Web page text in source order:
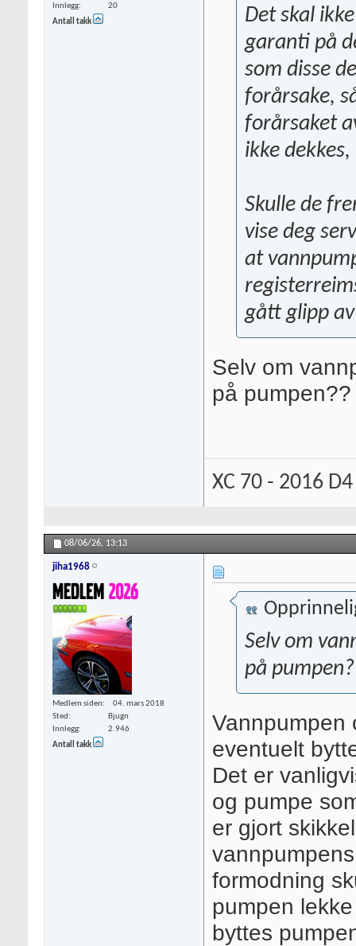
Innlegg
20
Antall takk
Det skal
garanti på
som disse
forårsake,
forårsaket
ikke
Skulle de
vise deg
at
gått glipp
Selv om
på pumpen??
XC 70 - 2016
08/06/26, 13:13
jiha1968
Medlem siden
04. mars 2018
Sted
Bjugn
Innlegg
2.946
Antall takk
Selv om
på
Vannpumpen
eventuelt
Det er
og pumpe
er gjort
formodning
pumpen
byttes